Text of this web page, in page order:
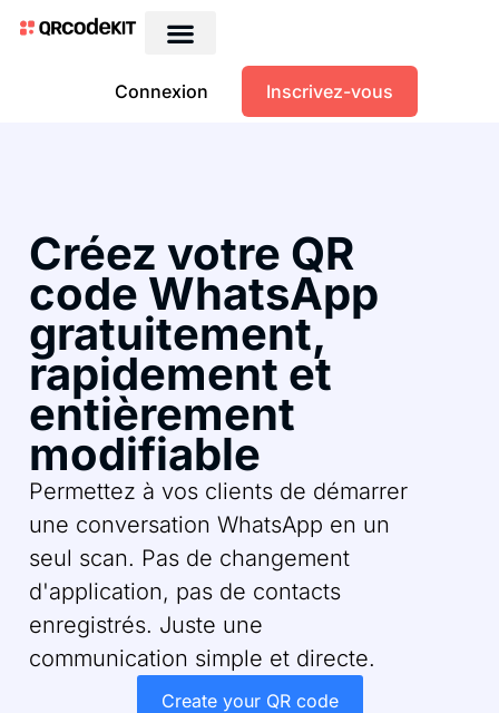
Connexion Inscrivez-vous
Créez votre QR
code WhatsApp
gratuitement,
rapidement et
entièrement
modifiable
Permettez à vos clients de démarrer
une conversation WhatsApp en un
seul scan. Pas de changement
d'application, pas de contacts
enregistrés. Juste une
communication simple et directe.
Create your QR code